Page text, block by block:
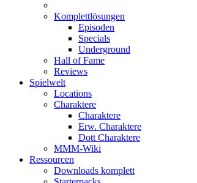
Komplettlösungen
Episoden
Specials
Underground
Hall of Fame
Reviews
Spielwelt
Locations
Charaktere
Charaktere
Erw. Charaktere
Dott Charaktere
MMM-Wiki
Ressourcen
Downloads komplett